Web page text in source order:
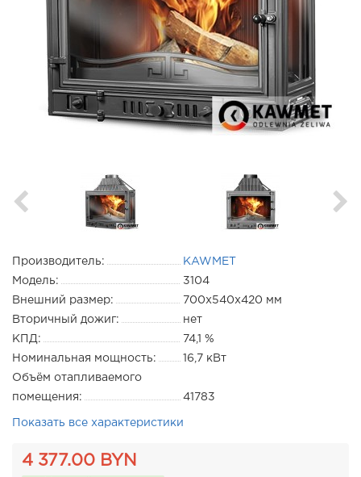
Производитель:
KAWMET
Модель:
3104
Внешний размер:
700x540x420 мм
Вторичный дожиг:
нет
КПД:
74,1 %
Номинальная мощность:
16,7 кВт
Объём отапливаемого
помещения:
41783
Показать все характеристики
4 377.00 BYN